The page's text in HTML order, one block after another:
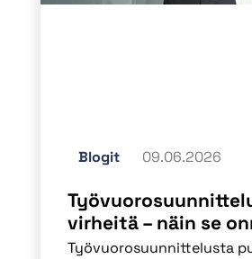
Blogit 09.06.2026
virheitä – näin se
Työvuorosuunnittelusta